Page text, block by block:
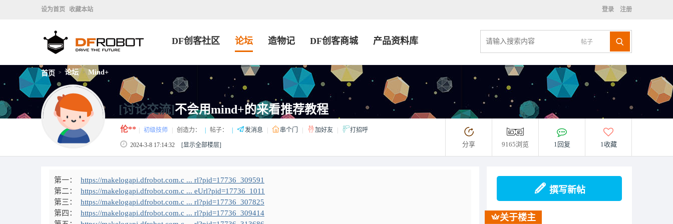
设为首页 收藏本站 登录 注册
帖子
DF创客社区 论坛 造物记 DF创客商城 产品资料库
首页 > 论坛 > Mind+
[讨论交流]不会用mind+的来看推荐教程
伦** 初级技师 创造力： 帖子： 发消息 串个门 加好友 打招呼
2024-3-8 17:14:32 [显示全部楼层] 分享 9165浏览 1回复 1收藏
第一： https://makelogapi.dfrobot.com.c ... rl?pid=17736_309591
第二： https://makelogapi.dfrobot.com.c ... eUrl?pid=17736_1011
第三： https://makelogapi.dfrobot.com.c ... rl?pid=17736_307825
第四： https://makelogapi.dfrobot.com.c ... rl?pid=17736_309414
撰写新帖
关于楼主